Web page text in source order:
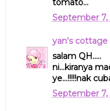
tomato...
September 7,
yan's cottage
salam QH.....
ni...kiranya
ye...!!!!!nak
September 7,